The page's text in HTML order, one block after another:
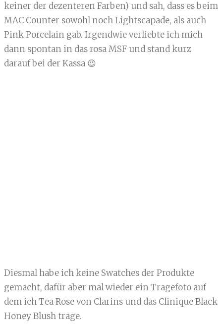
keiner der dezenteren Farben) und sah, dass es beim
MAC Counter sowohl noch Lightscapade, als auch
Pink Porcelain gab. Irgendwie verliebte ich mich
dann spontan in das rosa MSF und stand kurz
darauf bei der Kassa 😉
Diesmal habe ich keine Swatches der Produkte
gemacht, dafür aber mal wieder ein Tragefoto auf
dem ich Tea Rose von Clarins und das Clinique Black
Honey Blush trage.